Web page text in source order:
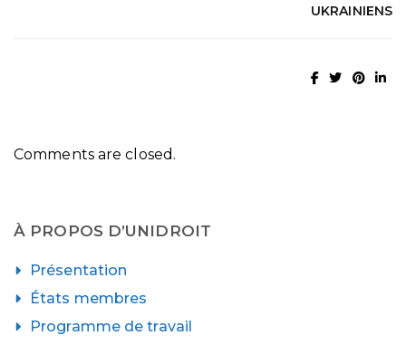
UKRAINIENS
Comments are closed.
À PROPOS D’UNIDROIT
Présentation
États membres
Programme de travail